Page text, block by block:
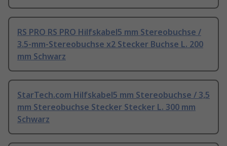
RS PRO RS PRO Hilfskabel5 mm Stereobuchse /
3.5-mm-Stereobuchse x2 Stecker Buchse L. 200
mm Schwarz
StarTech.com Hilfskabel5 mm Stereobuchse / 3,5
mm Stereobuchse Stecker Stecker L. 300 mm
Schwarz